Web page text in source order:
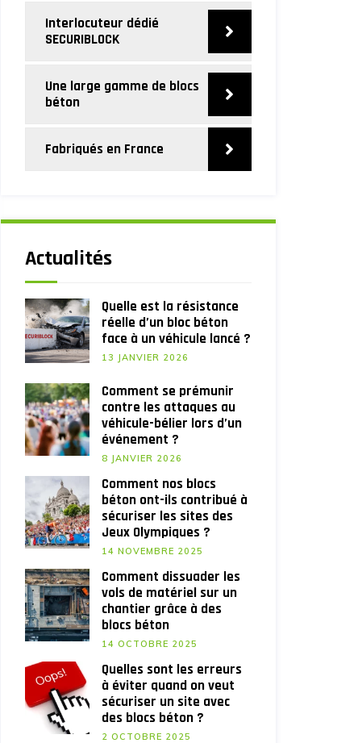
Interlocuteur dédié
SECURIBLOCK
Une large gamme de blocs
béton
Fabriqués en France
Actualités
Quelle est la résistance
réelle d’un bloc béton
face à un véhicule lancé ?
13 JANVIER 2026
Comment se prémunir
contre les attaques au
véhicule-bélier lors d’un
événement ?
8 JANVIER 2026
Comment nos blocs
béton ont-ils contribué à
sécuriser les sites des
Jeux Olympiques ?
14 NOVEMBRE 2025
Comment dissuader les
vols de matériel sur un
chantier grâce à des
blocs béton
14 OCTOBRE 2025
Quelles sont les erreurs
à éviter quand on veut
sécuriser un site avec
des blocs béton ?
2 OCTOBRE 2025